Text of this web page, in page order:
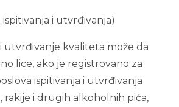
ispitivanja i utvrđivanja)
i utvrđivanje kvaliteta može da
lice, ako je registrovano za
ispitivanja i utvrđivanja
rakije i drugih alkoholnih pića,